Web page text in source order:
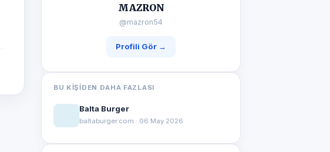
MAZRON
@mazron54
Profili Gör →
BU KIŞIDEN DAHA FAZLASI
Balta Burger
baltaburger.com · 06 May 2026